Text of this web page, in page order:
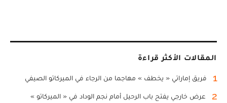
المقالات الأكثر قراءة
1 فريق إماراتي « يخطف » مهاجما من الرجاء في الميركاتو الصيفي
2 عرض خارجي يفتح باب الرحيل أمام نجم الوداد في « الميركاتو »